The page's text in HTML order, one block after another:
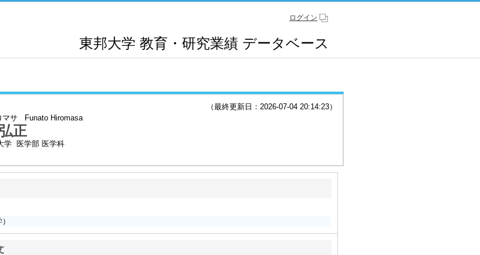
ログイン
東邦大学 教育・研究業績 データベース
（最終更新日：2026-07-04 20:14:23）
サ
Funato Hiromasa
正
学 医学部 医学科